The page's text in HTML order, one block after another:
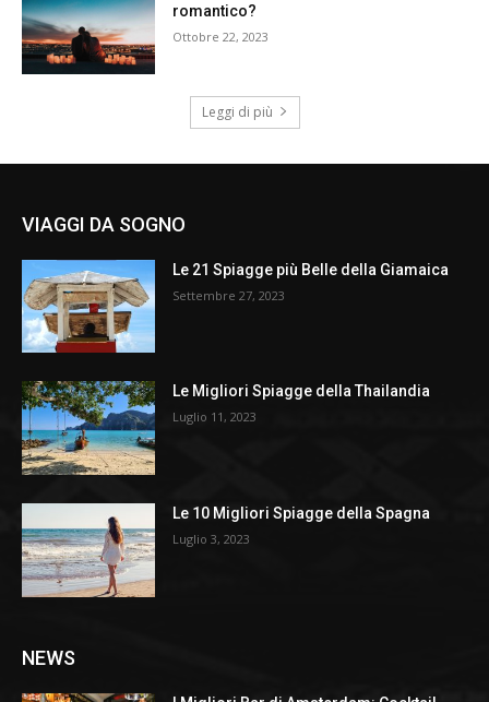
romantico?
Ottobre 22, 2023
Leggi di più
VIAGGI DA SOGNO
Le 21 Spiagge più Belle della Giamaica
Settembre 27, 2023
Le Migliori Spiagge della Thailandia
Luglio 11, 2023
Le 10 Migliori Spiagge della Spagna
Luglio 3, 2023
NEWS